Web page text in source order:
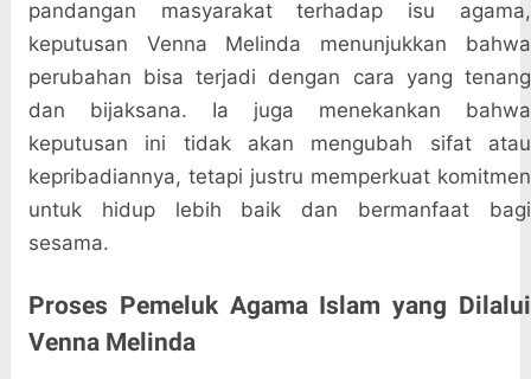
pandangan masyarakat terhadap isu agama,
keputusan Venna Melinda menunjukkan bahwa
perubahan bisa terjadi dengan cara yang tenang
dan bijaksana. Ia juga menekankan bahwa
keputusan ini tidak akan mengubah sifat atau
kepribadiannya, tetapi justru memperkuat komitmen
untuk hidup lebih baik dan bermanfaat bagi
sesama.
Proses Pemeluk Agama Islam yang Dilalui
Venna Melinda